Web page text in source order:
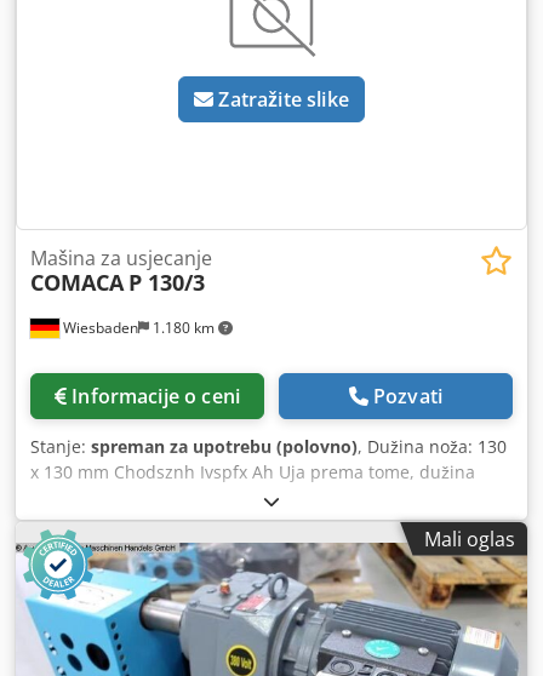
Zatražite slike
Wiesbaden 1.180 km
Mašina za usjecanje
COMACA P 130/3
Informacije o ceni Pozvati
Stanje: spreman za upotrebu (polovno), Dužina noža: 130
x 130 mm Chodsznh Ivspfx Ah Uja prema tome, dužina
reza: 130 mm maksimalna debljina reza pri čvrstoći od
45/70 kg: 3/2 mm ugao reza: 90° broj hodova: 50 /min
dimenzije stola: 460 x 600 mm potrebni prostor: 650 x 600
x 1250 mm težina, otprilike: 170 kg
Mali oglas